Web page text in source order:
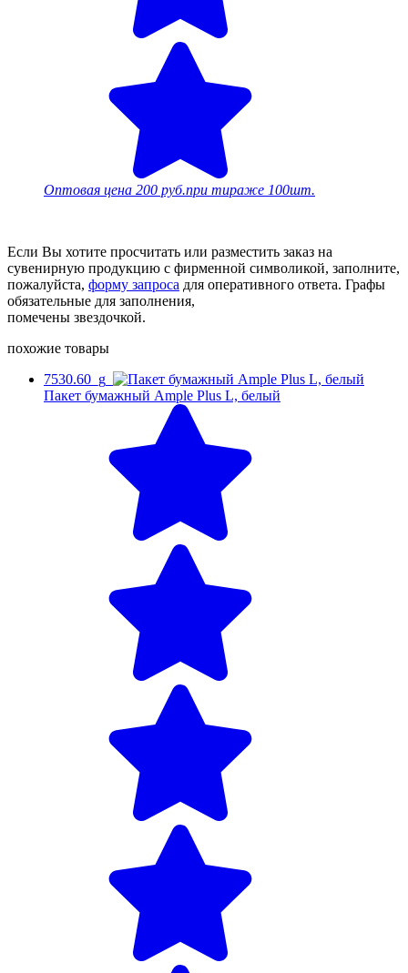
Оптовая цена 200 руб.при тираже 100шт.
Если Вы хотите просчитать или разместить заказ на
сувенирную продукцию с фирменной символикой, заполните,
пожалуйста, форму запроса для оперативного ответа. Графы
обязательные для заполнения,
помечены звездочкой.
похожие товары
7530.60_g
Пакет бумажный Ample Plus L, белый